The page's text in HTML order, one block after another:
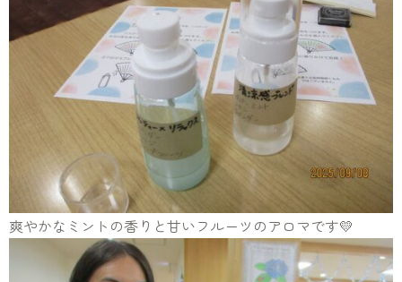
爽やかなミントの香りと甘いフルーツのアロマです💛